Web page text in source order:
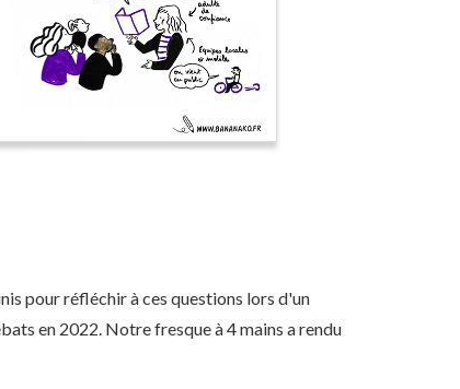
pour réfléchir à ces questions lors d'un
en 2022. Notre fresque à 4 mains a rendu